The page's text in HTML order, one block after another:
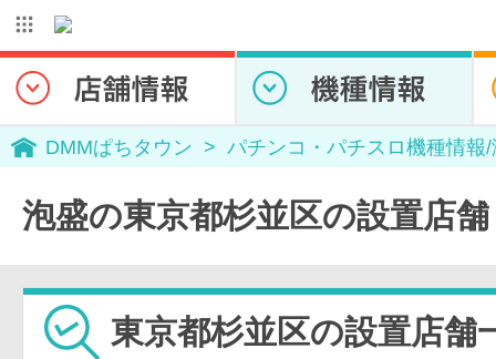
DMMぱちタウン パチンコ・パチスロ機種情報
泡盛の東京都杉並区の設置店舗
東京都杉並区の設置店舗